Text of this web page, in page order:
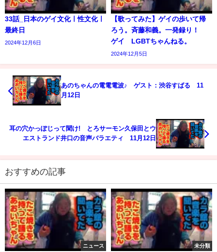
33話_日本のゲイ文化ㅣ性文化ㅣ
最終日
2024年12月6日
【歌ってみた】ゲイの歩いて帰
ろう。斉藤和義。一発録り！
ゲイ LGBTちゃんねる。
2024年12月5日
あのちゃんの電電電波♪ ゲスト：渋谷すばる 11
月12日
耳の穴かっぽじって聞け! とろサーモン久保田とウ
エストランド井口の音声バラエティ 11月12日
おすすめの記事
ニュース 未分類